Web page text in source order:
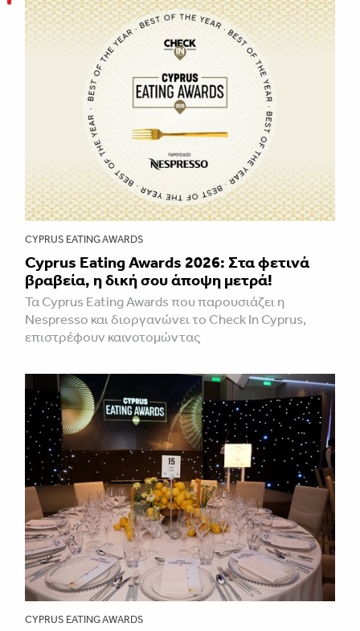
CYPRUS EATING AWARDS
Cyprus Eating Awards 2026: Στα φετινά
βραβεία, η δική σου άποψη μετρά!
Τα Cyprus Eating Awards που παρουσιάζει η
Nespresso και διοργανώνει το Check In Cyprus,
επιστρέφουν καινοτομώντας
CYPRUS EATING AWARDS